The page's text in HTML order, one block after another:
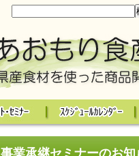
事業承継セミナーのお知